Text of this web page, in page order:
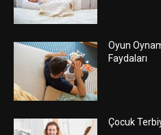
Oyun
Faydaları
Çocuk